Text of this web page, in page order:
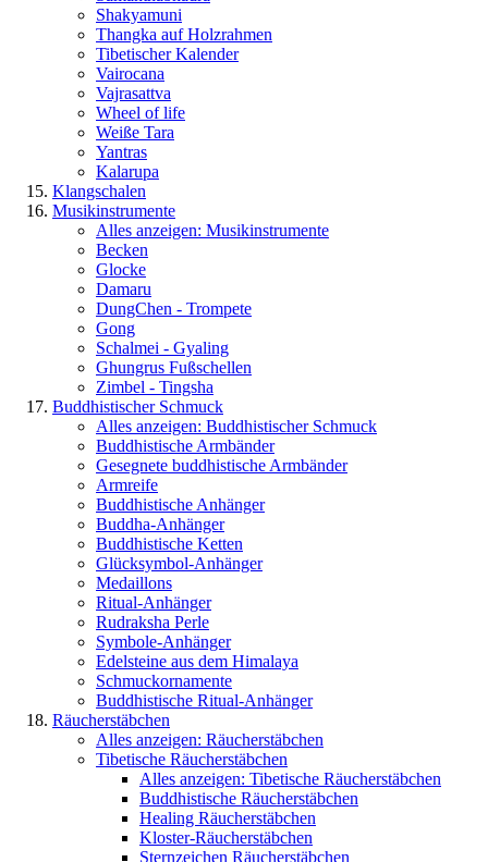
Shakyamuni
Thangka auf Holzrahmen
Tibetischer Kalender
Vairocana
Vajrasattva
Wheel of life
Weiße Tara
Yantras
Kalarupa
Klangschalen
Musikinstrumente
Alles anzeigen: Musikinstrumente
Becken
Glocke
Damaru
DungChen - Trompete
Gong
Schalmei - Gyaling
Ghungrus Fußschellen
Zimbel - Tingsha
Buddhistischer Schmuck
Alles anzeigen: Buddhistischer Schmuck
Buddhistische Armbänder
Gesegnete buddhistische Armbänder
Armreife
Buddhistische Anhänger
Buddha-Anhänger
Buddhistische Ketten
Glücksymbol-Anhänger
Medaillons
Ritual-Anhänger
Rudraksha Perle
Symbole-Anhänger
Edelsteine aus dem Himalaya
Schmuckornamente
Buddhistische Ritual-Anhänger
Räucherstäbchen
Alles anzeigen: Räucherstäbchen
Tibetische Räucherstäbchen
Alles anzeigen: Tibetische Räucherstäbchen
Buddhistische Räucherstäbchen
Healing Räucherstäbchen
Kloster-Räucherstäbchen
Sternzeichen Räucherstäbchen